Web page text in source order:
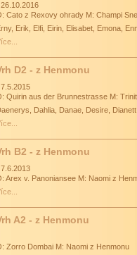
Cato z Rexovy ohrady M: Champi
Erik, Elfi, Eirin, Elisabet, Emona,
D2 - z Henmonu
Quirin aus der Brunnestrasse M:
Dahlia, Danae, Desire,
B2 - z Henmonu
Arex v. Panoniansee M: Naomi z
A2 - z Henmonu
Zorro Dombai M: Naomi z Henmonu